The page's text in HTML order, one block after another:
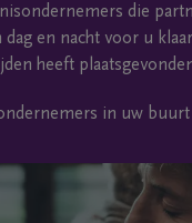
die
dag en nacht voor u
heeft
in uw buurt